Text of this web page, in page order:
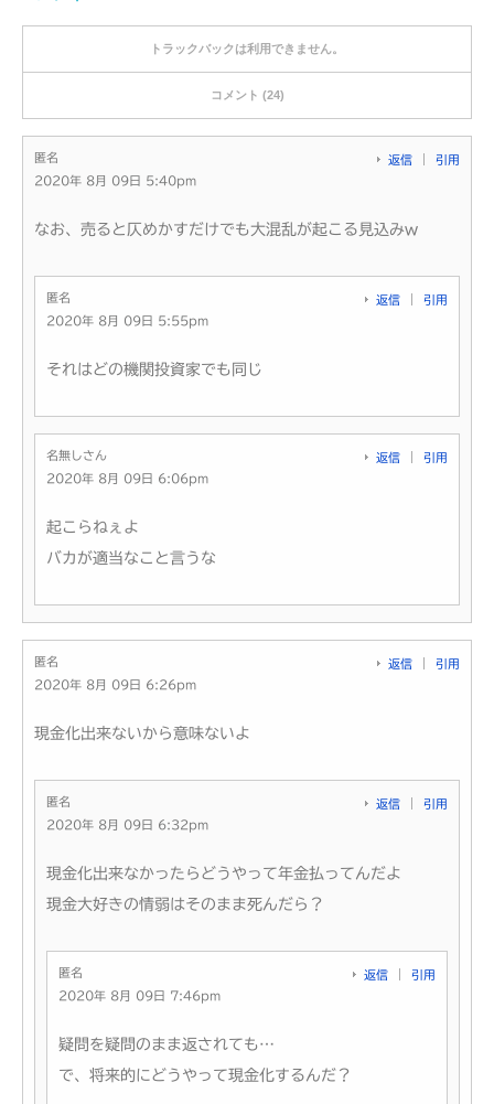
トラックバックは利用できません。
コメント (24)
匿名
2020年 8月 09日 5:40pm
返信 引用
なお、売ると仄めかすだけでも大混乱が起こる見込みw
匿名
2020年 8月 09日 5:55pm
返信 引用
それはどの機関投資家でも同じ
名無しさん
2020年 8月 09日 6:06pm
返信 引用
起こらねぇよ
バカが適当なこと言うな
匿名
2020年 8月 09日 6:26pm
返信 引用
現金化出来ないから意味ないよ
匿名
2020年 8月 09日 6:32pm
返信 引用
現金化出来なかったらどうやって年金払ってんだよ
現金大好きの情弱はそのまま死んだら？
匿名
2020年 8月 09日 7:46pm
返信 引用
疑問を疑問のまま返されても…
で、将来的にどうやって現金化するんだ？